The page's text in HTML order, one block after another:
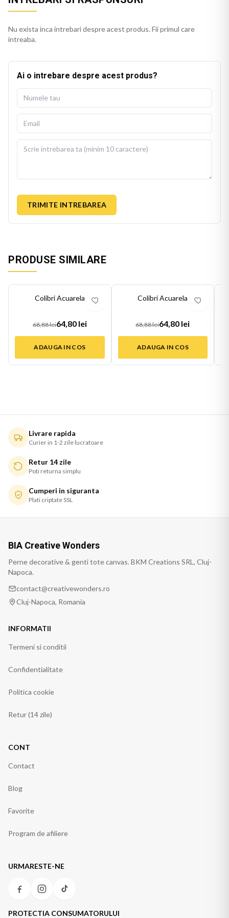
Nu exista inca intrebari despre acest produs. Fii primul care
intreaba.
Ai o intrebare despre acest produs?
TRIMITE INTREBAREA
PRODUSE SIMILARE
Colibri Acuarela
68,88 lei64,80 lei
ADAUGA IN COS
Colibri Acuarela
68,88 lei64,80 lei
ADAUGA IN COS
Livrare rapida
Curier in 1-2 zile lucratoare
Retur 14 zile
Poti returna simplu
Cumperi in siguranta
Plati criptate SSL
BIA Creative Wonders
Perne decorative & genti tote canvas. BKM Creations SRL, Cluj-
Napoca.
contact@creativewonders.ro
Cluj-Napoca, Romania
INFORMATII
Termeni si conditii
Confidentialitate
Politica cookie
Retur (14 zile)
CONT
Contact
Blog
Favorite
Program de afiliere
URMARESTE-NE
PROTECTIA CONSUMATORULUI